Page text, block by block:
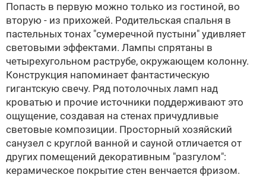
Попасть в первую можно только из гостиной, во
вторую - из прихожей. Родительская спальня в
пастельных тонах "сумеречной пустыни" удивляет
световыми эффектами. Лампы спрятаны в
четырехугольном раструбе, окружающем колонну.
Конструкция напоминает фантастическую
гигантскую свечу. Ряд потолочных ламп над
кроватью и прочие источники поддерживают это
ощущение, создавая на стенах причудливые
световые композиции. Просторный хозяйский
санузел с круглой ванной и сауной отличается от
других помещений декоративным "разгулом":
керамическое покрытие стен венчается фризом.